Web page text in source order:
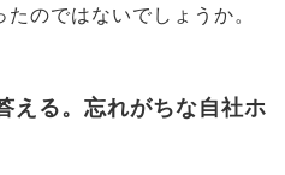
のではないでしょうか。
える。忘れがちな自社ホ